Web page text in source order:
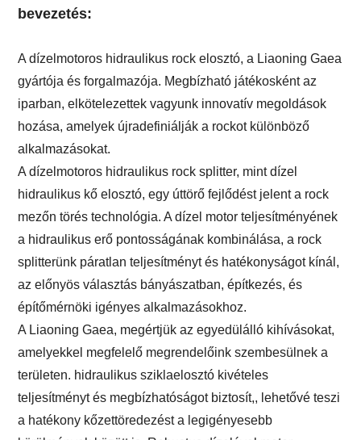
bevezetés:
A dízelmotoros hidraulikus rock elosztó, a Liaoning Gaea
gyártója és forgalmazója. Megbízható játékosként az
iparban, elkötelezettek vagyunk innovatív megoldások
hozása, amelyek újradefiniálják a rockot különböző
alkalmazásokat.
A dízelmotoros hidraulikus rock splitter, mint dízel
hidraulikus kő elosztó, egy úttörő fejlődést jelent a rock
mezőn törés technológia. A dízel motor teljesítményének
a hidraulikus erő pontosságának kombinálása, a rock
splitterünk páratlan teljesítményt és hatékonyságot kínál,
az előnyös választás bányászatban, építkezés, és
építőmérnöki igényes alkalmazásokhoz.
A Liaoning Gaea, megértjük az egyedülálló kihívásokat,
amelyekkel megfelelő megrendelőink szembesülnek a
területen. hidraulikus sziklaelosztó kivételes
teljesítményt és megbízhatóságot biztosít,, lehetővé teszi
a hatékony kőzettöredezést a legigényesebb